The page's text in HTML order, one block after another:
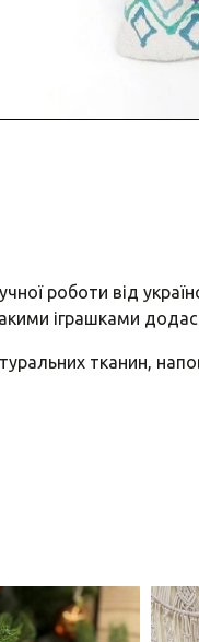
роботи від
іграшками
тканин,